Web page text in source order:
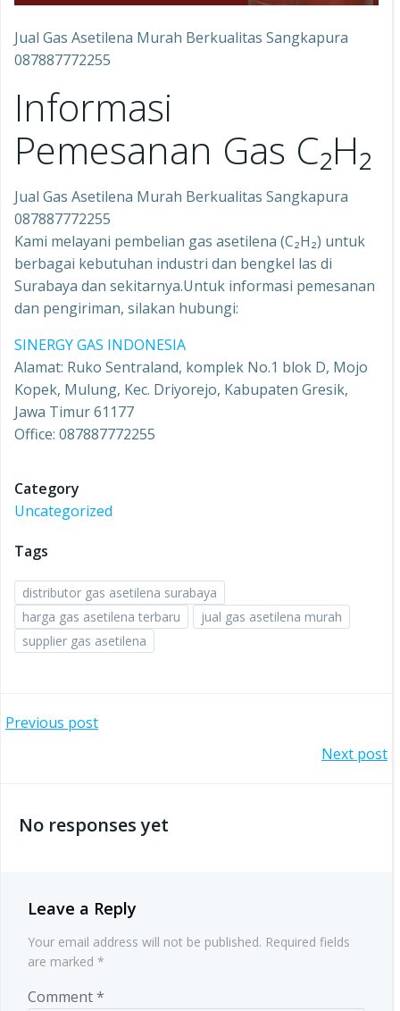
Jual Gas Asetilena Murah Berkualitas Sangkapura
087887772255
Informasi
Pemesanan Gas C₂H₂
Jual Gas Asetilena Murah Berkualitas Sangkapura
087887772255
Kami melayani pembelian gas asetilena (C₂H₂) untuk
berbagai kebutuhan industri dan bengkel las di
Surabaya dan sekitarnya.Untuk informasi pemesanan
dan pengiriman, silakan hubungi:
SINERGY GAS INDONESIA
Alamat: Ruko Sentraland, komplek No.1 blok D, Mojo
Kopek, Mulung, Kec. Driyorejo, Kabupaten Gresik,
Jawa Timur 61177
Office: 087887772255
Category
Uncategorized
Tags
distributor gas asetilena surabaya
harga gas asetilena terbaru
jual gas asetilena murah
supplier gas asetilena
Post
Previous post
navigation
Next post
No responses yet
Leave a Reply
Your email address will not be published. Required fields
are marked *
Comment*